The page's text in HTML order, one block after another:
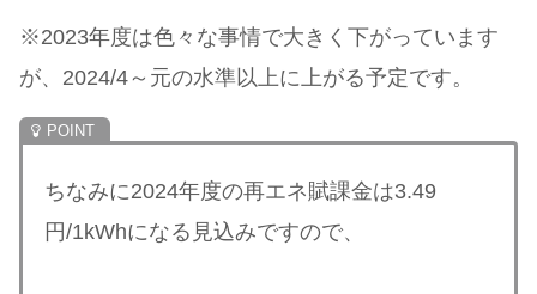
※2023年度は色々な事情で大きく下がっています
が、2024/4～元の水準以上に上がる予定です。
ちなみに2024年度の再エネ賦課金は3.49
円/1kWhになる見込みですので、